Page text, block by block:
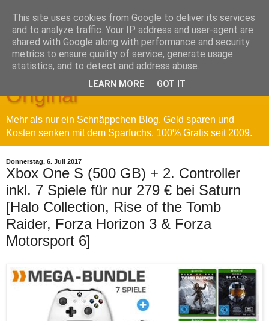
Sparfuchs' Blog - Das
Original
Mehr als nur ein Schnäppchen Blog. Geld sparen und
Kosten senken mit dem Sparfuchs. 100% Gratis seit 2009.
Donnerstag, 6. Juli 2017
Xbox One S (500 GB) + 2. Controller
inkl. 7 Spiele für nur 279 € bei Saturn
[Halo Collection, Rise of the Tomb
Raider, Forza Horizon 3 & Forza
Motorsport 6]
This site uses cookies from Google to deliver its services
and to analyze traffic. Your IP address and user-agent are
shared with Google along with performance and security
metrics to ensure quality of service, generate usage
statistics, and to detect and address abuse.
LEARN MORE GOT IT